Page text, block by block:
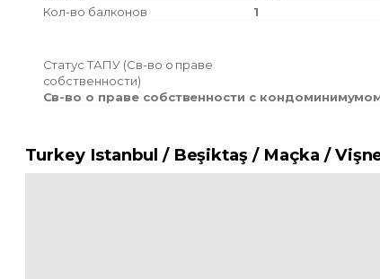
Кол-во балконов
1
Статус ТАПУ (Св-во о праве
собственности)
Св-во о праве собственности с
Turkey Istanbul / Beşiktaş / Maçka /